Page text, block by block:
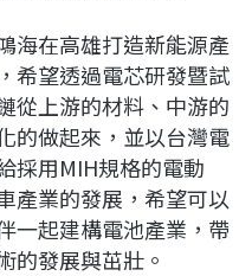
海在高雄打造新能源產
希望透過電芯研發暨試
從上游的材料、中游的
的做起來，並以台灣電
採用MIH規格的電動
產業的發展，希望可以
一起建構電池產業，帶
的發展與茁壯。